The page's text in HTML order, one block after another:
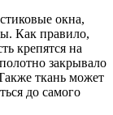
окна,
Как правило,
крепятся на
закрывало
ткань может
до самого